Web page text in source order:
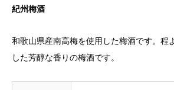
紀州梅酒
和歌山県産南高梅を使用した梅酒です。程
した芳醇な香りの梅酒です。